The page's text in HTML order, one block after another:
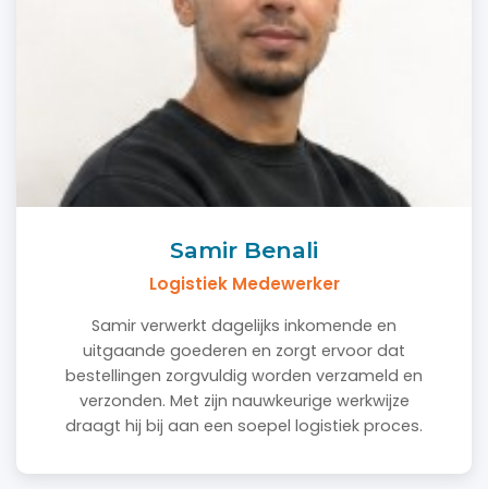
Samir Benali
Logistiek Medewerker
Samir verwerkt dagelijks inkomende en
uitgaande goederen en zorgt ervoor dat
bestellingen zorgvuldig worden verzameld en
verzonden. Met zijn nauwkeurige werkwijze
draagt hij bij aan een soepel logistiek proces.